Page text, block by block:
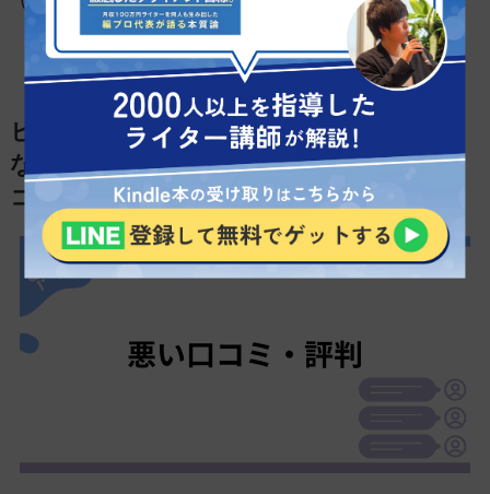
ヒューマンアカデミー通信講座（たのま
な）「WEBライティング講座」の悪い口
コミ・評判